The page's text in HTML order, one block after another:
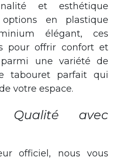
et esthétique
en plastique
élégant, ces
pour offrir confort et
parmi une variété de
tabouret parfait qui
votre espace.
Qualité avec
officiel, nous vous